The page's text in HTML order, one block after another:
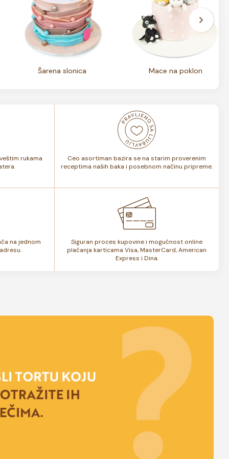
Šarena slonica Mace na poklon
rukama
Ceo asortiman bazira se na starim proverenim
receptima naših baka i posebnom načinu pripreme.
na jednom
Siguran proces kupovine i mogućnost online
plaćanja karticama Visa, MasterCard, American
Express i Dina.